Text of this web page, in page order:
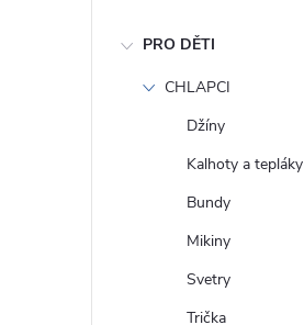
PRO DĚTI
CHLAPCI
Džíny
Kalhoty a tepláky
Bundy
Mikiny
Svetry
Trička